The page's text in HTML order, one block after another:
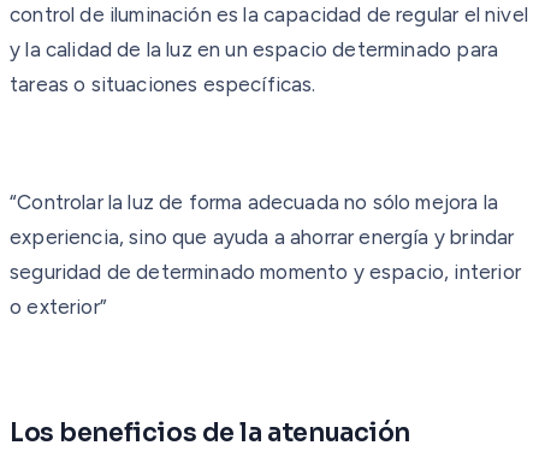
control de iluminación es la capacidad de regular el nivel
y la calidad de la luz en un espacio determinado para
tareas o situaciones específicas.
“Controlar la luz de forma adecuada no sólo mejora la
experiencia, sino que ayuda a ahorrar energía y brindar
seguridad de determinado momento y espacio, interior
o exterior”
Los beneficios de la atenuación